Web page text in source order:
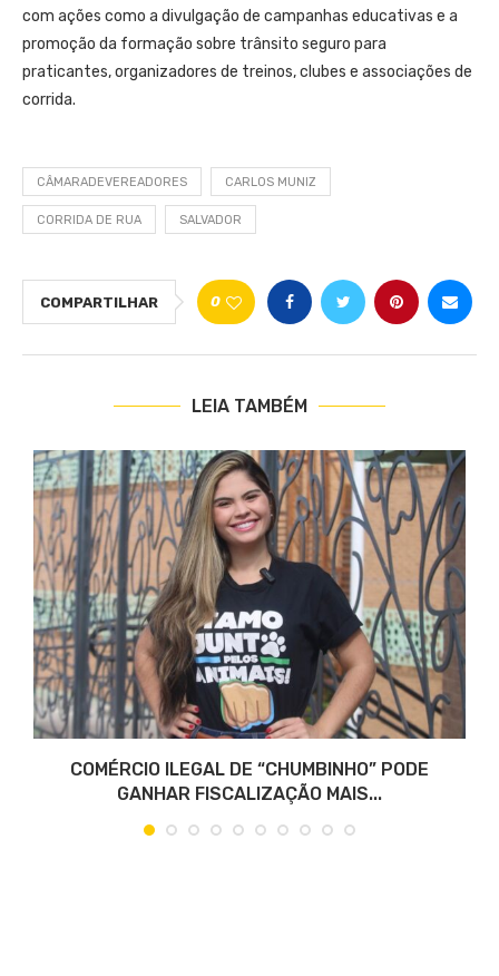
com ações como a divulgação de campanhas educativas e a
promoção da formação sobre trânsito seguro para
praticantes, organizadores de treinos, clubes e associações de
corrida.
CÂMARADEVEREADORES CARLOS MUNIZ
CORRIDA DE RUA SALVADOR
COMPARTILHAR 0
LEIA TAMBÉM
COMÉRCIO ILEGAL DE “CHUMBINHO” PODE
GANHAR FISCALIZAÇÃO MAIS...